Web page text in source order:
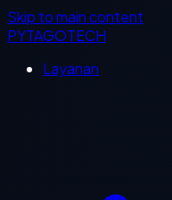
Skip to main content
PYTAGOTECH
Layanan